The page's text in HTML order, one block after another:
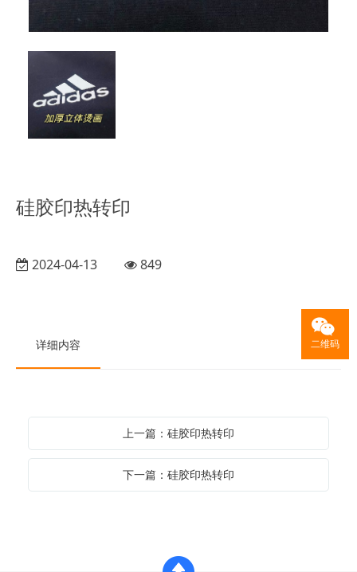
硅胶印热转印
2024-04-13 849
详细内容
上一篇：硅胶印热转印
下一篇：硅胶印热转印
二维码